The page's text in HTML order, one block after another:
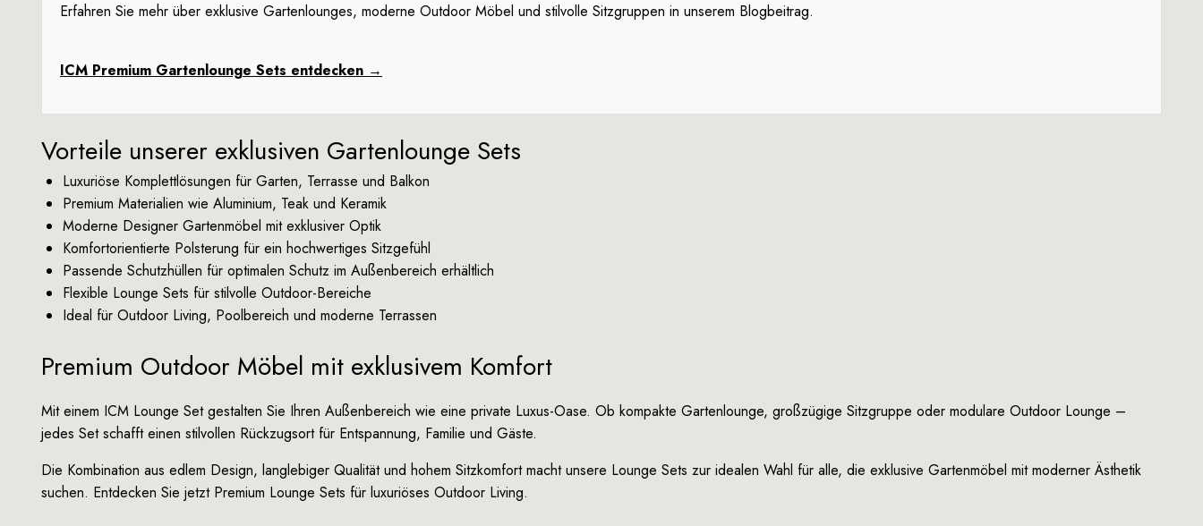
Erfahren Sie mehr über exklusive Gartenlounges, moderne Outdoor Möbel und stilvolle Sitzgruppen in unserem Blogbeitrag.
ICM Premium Gartenlounge Sets entdecken →
Vorteile unserer exklusiven Gartenlounge Sets
Luxuriöse Komplettlösungen für Garten, Terrasse und Balkon
Premium Materialien wie Aluminium, Teak und Keramik
Moderne Designer Gartenmöbel mit exklusiver Optik
Komfortorientierte Polsterung für ein hochwertiges Sitzgefühl
Passende Schutzhüllen für optimalen Schutz im Außenbereich erhältlich
Flexible Lounge Sets für stilvolle Outdoor-Bereiche
Ideal für Outdoor Living, Poolbereich und moderne Terrassen
Premium Outdoor Möbel mit exklusivem Komfort
Mit einem ICM Lounge Set gestalten Sie Ihren Außenbereich wie eine private Luxus-Oase. Ob kompakte Gartenlounge, großzügige Sitzgruppe oder modulare Outdoor Lounge –
jedes Set schafft einen stilvollen Rückzugsort für Entspannung, Familie und Gäste.
Die Kombination aus edlem Design, langlebiger Qualität und hohem Sitzkomfort macht unsere Lounge Sets zur idealen Wahl für alle, die exklusive Gartenmöbel mit moderner Ästhetik
suchen. Entdecken Sie jetzt Premium Lounge Sets für luxuriöses Outdoor Living.